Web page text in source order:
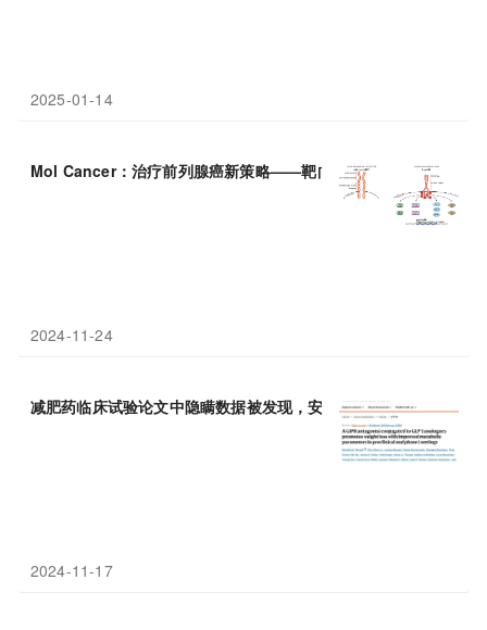
2025-01-14
Mol Cancer：治疗前列腺癌新策略——靶向激活癌细胞中的
2024-11-24
减肥药临床试验论文中隐瞒数据被发现，安进公司市值蒸发120亿
2024-11-17